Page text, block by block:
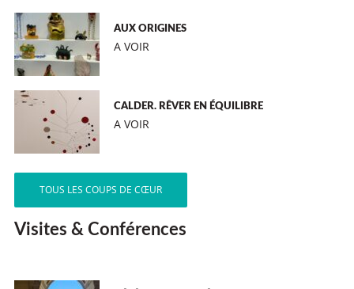
AUX ORIGINES
A VOIR
CALDER. RÊVER EN ÉQUILIBRE
A VOIR
TOUS LES COUPS DE CŒUR
Visites & Conférences